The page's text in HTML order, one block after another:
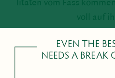
li­täten vom Fass
voll auf
Figl­müller